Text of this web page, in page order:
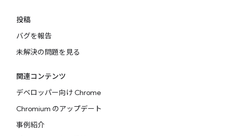
投稿
バグを報告
未解決の問題を見る
関連コンテンツ
デベロッパー向け Chrome
Chromium のアップデート
事例紹介